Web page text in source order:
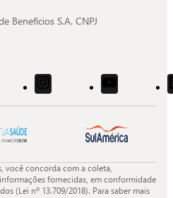
Benefícios S.A. CNPJ
Acessar
o
Instagram
Acessar
o
Youtube
Quali.
você concorda com a coleta,
fornecidas, em conformidade
(Lei nº 13.709/2018). Para saber mais